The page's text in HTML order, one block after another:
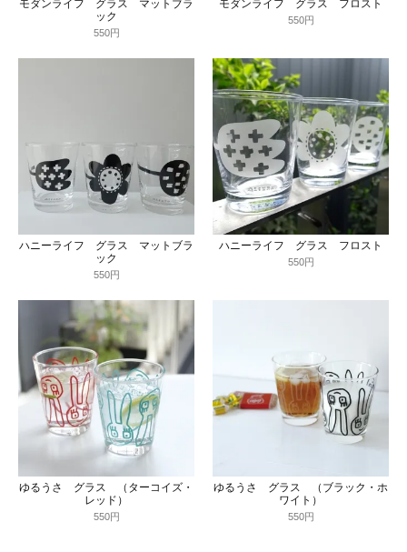
モダンライフ グラス マットブラ
ック
550円
モダンライフ グラス フロスト
550円
ハニーライフ グラス マットブラ
ック
550円
ハニーライフ グラス フロスト
550円
ゆるうさ グラス （ターコイズ・
レッド）
550円
ゆるうさ グラス （ブラック・ホ
ワイト）
550円